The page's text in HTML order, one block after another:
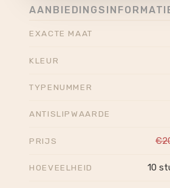
EXACTE MAAT
KLEUR
TYPENUMMER
ANTISLIPWAARDE
PRIJS
HOEVEELHEID 10